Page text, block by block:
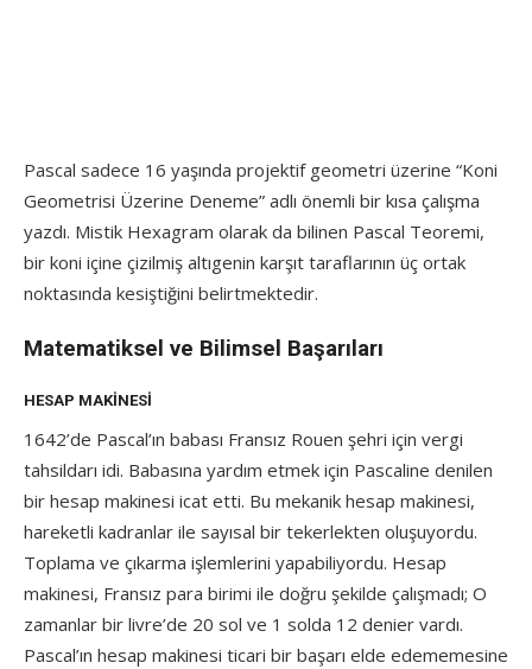
Pascal sadece 16 yaşında projektif geometri üzerine “Koni
Geometrisi Üzerine Deneme” adlı önemli bir kısa çalışma
yazdı. Mistik Hexagram olarak da bilinen Pascal Teoremi,
bir koni içine çizilmiş altıgenin karşıt taraflarının üç ortak
noktasında kesiştiğini belirtmektedir.
Matematiksel ve Bilimsel Başarıları
HESAP MAKINESI
1642’de Pascal’ın babası Fransız Rouen şehri için vergi
tahsildarı idi. Babasına yardım etmek için Pascaline denilen
bir hesap makinesi icat etti. Bu mekanik hesap makinesi,
hareketli kadranlar ile sayısal bir tekerlekten oluşuyordu.
Toplama ve çıkarma işlemlerini yapabiliyordu. Hesap
makinesi, Fransız para birimi ile doğru şekilde çalışmadı; O
zamanlar bir livre’de 20 sol ve 1 solda 12 denier vardı.
Pascal’ın hesap makinesi ticari bir başarı elde edememesine